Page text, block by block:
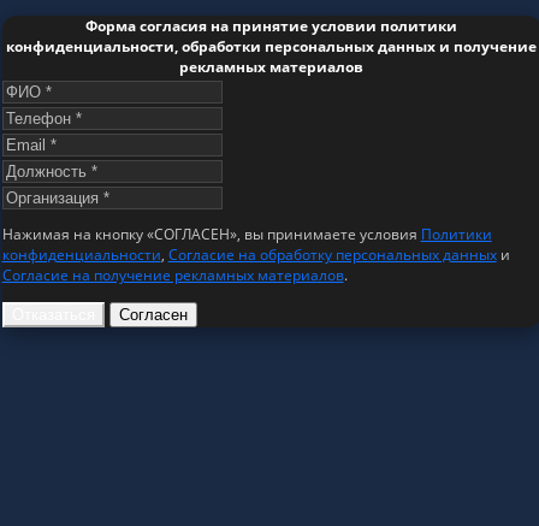
Форма согласия на принятие условии политики
конфиденциальности, обработки персональных данных и получение
рекламных материалов
Нажимая на кнопку «СОГЛАСЕН», вы принимаете условия Политики
конфиденциальности, Согласие на обработку персональных данныхи
Согласие на получение рекламных материалов.
Согласен